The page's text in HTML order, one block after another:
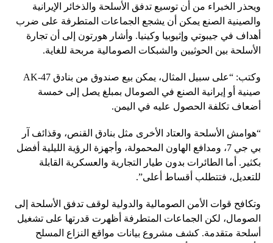
ويحذر الخبراء من أن توسيع تدفق الأسلحة والذخائر الإيرانية
والصينية الصنع يمكن أن يشجع الجماعات المتطرفة على ضرب
أهداف في جيبوتي وإثيوبيا وكينيا. وأشار هورتون إلى أن تجارة
الأسلحة بين الحوثيين والشبكات الصومالية مربحة للغاية.
وكتب: “على سبيل المثال، يمكن بيع صندوق من بنادق AK-47
صينية أو إيرانية الصنع في الصومال بمبلغ يصل إلى خمسة
أضعاف تكلفة الحصول عليه في اليمن.
“هوامش الأسلحة والعتاد الأخرى مثل بنادق القنص، وقذائف آر
بي جي 7، ومدافع الهاون المحمولة، وأجهزة الرؤية الليلية أفضل
بكثير. أما الطائرات بدون طيار التجارية والعسكرية القابلة
للتعديل، فتتطلب أقساط أعلى”.
وتكافح قوات الأمن الصومالية والدولية لوقف تدفق الأسلحة إلى
الصومال، لكن الجماعات المتطرفة أظهرت قدرتها على تشغيل
أسلحة متقدمة. كشف مشروع بيانات مواقع النزاع المسلح